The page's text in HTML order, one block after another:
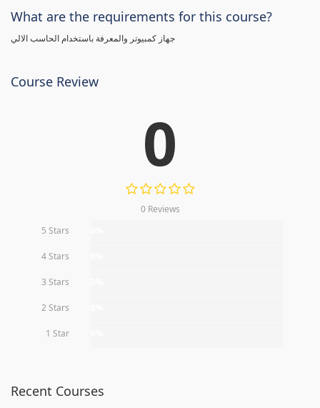
What are the requirements for this course?
جهاز كمبيوتر والمعرفة باستخدام الحاسب الالي
Course Review
0
0 Reviews
5 Stars
4 Stars
3 Stars
2 Stars
1 Star
Recent Courses